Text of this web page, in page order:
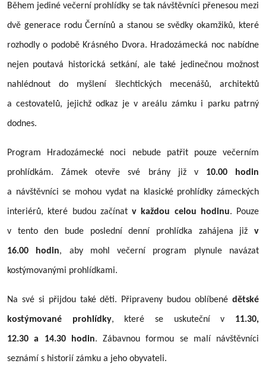
Během jediné večerní prohlídky se tak návštěvníci přenesou mezi
dvě generace rodu Černínů a stanou se svědky okamžiků, které
rozhodly o podobě Krásného Dvora. Hradozámecká noc nabídne
nejen poutavá historická setkání, ale také jedinečnou možnost
nahlédnout do myšlení šlechtických mecenášů, architektů
a cestovatelů, jejichž odkaz je v areálu zámku i parku patrný
dodnes.
Program Hradozámecké noci nebude patřit pouze večerním
prohlídkám. Zámek otevře své brány již v 10.00 hodin
a návštěvníci se mohou vydat na klasické prohlídky zámeckých
interiérů, které budou začínat v každou celou hodinu. Pouze
v tento den bude poslední denní prohlídka zahájena již v
16.00 hodin, aby mohl večerní program plynule navázat
kostýmovanými prohlídkami.
Na své si přijdou také děti. Připraveny budou oblíbené dětské
kostýmované prohlídky, které se uskuteční v 11.30,
12.30 a 14.30 hodin. Zábavnou formou se malí návštěvníci
seznámí s historií zámku a jeho obyvateli.